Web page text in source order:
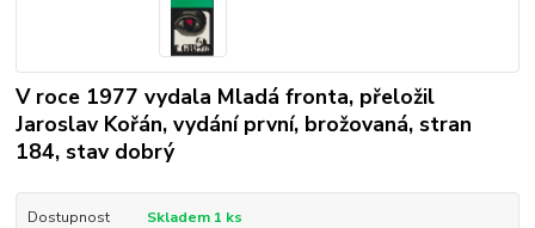
V roce 1977 vydala Mladá fronta, přeložil
Jaroslav Kořán, vydání první, brožovaná, stran
184, stav dobrý
Dostupnost Skladem 1 ks